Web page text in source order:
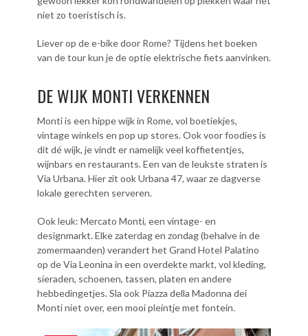
niet zo toeristisch is.
Liever op de e-bike door Rome? Tijdens het boeken
van de tour kun je de optie elektrische fiets aanvinken.
DE WIJK MONTI VERKENNEN
Monti is een hippe wijk in Rome, vol boetiekjes,
vintage winkels en pop up stores. Ook voor foodies is
dit dé wijk, je vindt er namelijk veel koffietentjes,
wijnbars en restaurants. Een van de leukste straten is
Via Urbana. Hier zit ook Urbana 47, waar ze dagverse
lokale gerechten serveren.
Ook leuk: Mercato Monti, een vintage- en
designmarkt. Elke zaterdag en zondag (behalve in de
zomermaanden) verandert het Grand Hotel Palatino
op de Via Leonina in een overdekte markt, vol kleding,
sieraden, schoenen, tassen, platen en andere
hebbedingetjes. Sla ook Piazza della Madonna dei
Monti niet over, een mooi pleintje met fontein.